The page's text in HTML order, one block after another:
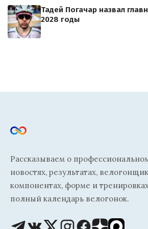
Тадей Погачар назвал
2028 годы
Рассказываем о
новостях, результатах,
компонентах, форме и
полный календарь велогонок.